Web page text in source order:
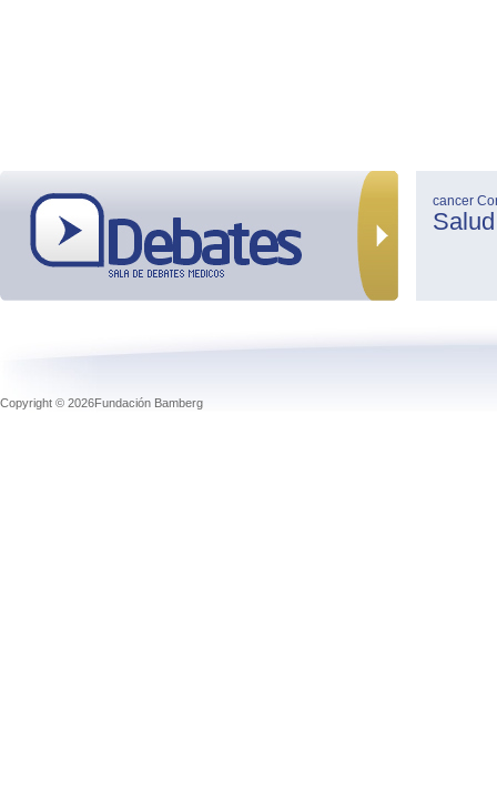
cancer
Salud
Copyright © 2026Fundación Bamberg